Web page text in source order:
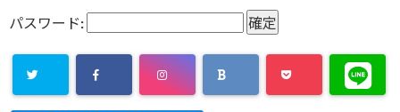
パスワード: